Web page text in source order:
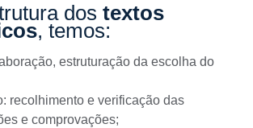
dos textos
, temos:
estruturação da escolha do
: recolhimento e verificação das
e comprovações;